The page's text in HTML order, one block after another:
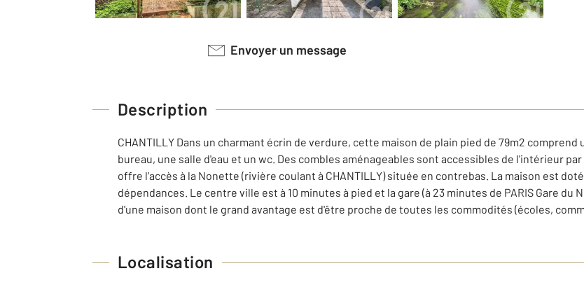
Envoyer un message
Description
CHANTILLY Dans un charmant écrin de verdure, cette maison de plain pied de 79m2
bureau, une salle d'eau et un wc. Des combles aménageables sont accessibles de l'intérieur
offre l'accès à la Nonette (rivière coulant à CHANTILLY) située en contrebas. La maison est
dépendances. Le centre ville est à 10 minutes à pied et la gare (à 23 minutes de PARIS Gare du
d'une maison dont le grand avantage est d'être proche de toutes les commodités (écoles,
Localisation